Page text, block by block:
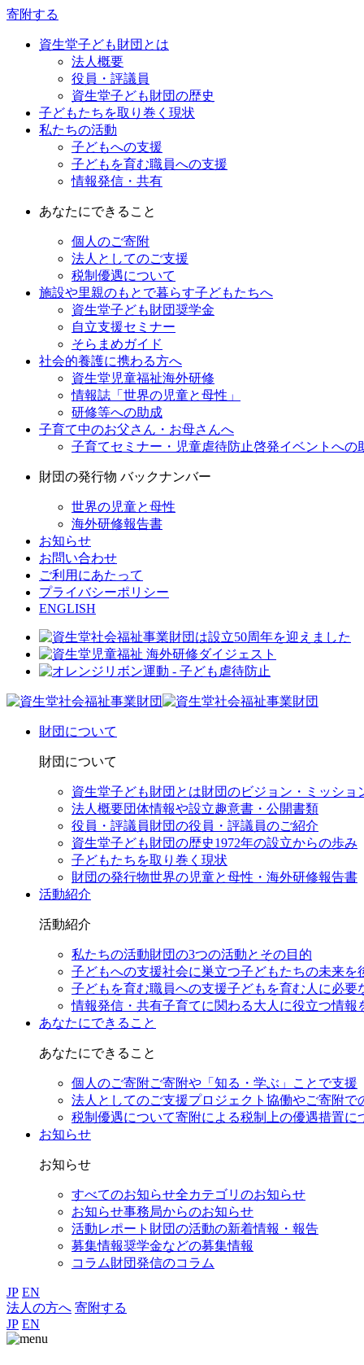
寄附する
資生堂子ども財団とは
法人概要
役員・評議員
資生堂子ども財団の歴史
子どもたちを取り巻く現状
私たちの活動
子どもへの支援
子どもを育む職員への支援
情報発信・共有
あなたにできること
個人のご寄附
法人としてのご支援
税制優遇について
施設や里親のもとで暮らす子どもたちへ
資生堂子ども財団奨学金
自立支援セミナー
そらまめガイド
社会的養護に携わる方へ
資生堂児童福祉海外研修
情報誌「世界の児童と母性」
研修等への助成
子育て中のお父さん・お母さんへ
子育てセミナー・児童虐待防止啓発イベントへの
財団の発行物 バックナンバー
世界の児童と母性
海外研修報告書
お知らせ
お問い合わせ
ご利用にあたって
プライバシーポリシー
ENGLISH
財団について
財団について
資生堂子ども財団とは財団のビジョン・ミッショ
法人概要団体情報や設立趣意書・公開書類
役員・評議員財団の役員・評議員のご紹介
資生堂子ども財団の歴史1972年の設立からの歩み
子どもたちを取り巻く現状
財団の発行物世界の児童と母性・海外研修報告書
活動紹介
活動紹介
私たちの活動財団の3つの活動とその目的
子どもへの支援社会に巣立つ子どもたちの未来を
子どもを育む職員への支援子どもを育む人に必要
情報発信・共有子育てに関わる大人に役立つ情報
あなたにできること
あなたにできること
個人のご寄附ご寄附や「知る・学ぶ」ことで支援
法人としてのご支援プロジェクト協働やご寄附で
税制優遇について寄附による税制上の優遇措置に
お知らせ
お知らせ
すべてのお知らせ全カテゴリのお知らせ
お知らせ事務局からのお知らせ
活動レポート 財団の活動の新着情報・報告
募集情報奨学金などの募集情報
コラム財団発信のコラム
JP EN
法人の方へ 寄附する
JP EN